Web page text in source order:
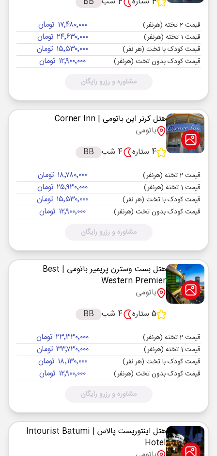
قیمت 2 تخته (هرنفر) ۱۷٬۴۸۰٬۰۰۰ تومان
قیمت 1 تخته (هرنفر) ۲۴٬۶۳۰٬۰۰۰ تومان
قیمت کودک با تخت (هر نفر) ۱۵٬۵۳۰٬۰۰۰ تومان
قیمت کودک بدون تخت (هرنفر) ۱۲٬۹۰۰٬۰۰۰ تومان
مشاوره و رزرو رایگان
هتل کرنر این باتومی | Corner Inn
باتومی
4 ستاره
4 شب BB
قیمت 2 تخته (هرنفر) ۱۸٬۷۸۰٬۰۰۰ تومان
قیمت 1 تخته (هرنفر) ۲۵٬۹۳۰٬۰۰۰ تومان
قیمت کودک با تخت (هر نفر) ۱۵٬۵۳۰٬۰۰۰ تومان
قیمت کودک بدون تخت (هرنفر) ۱۲٬۹۰۰٬۰۰۰ تومان
مشاوره و رزرو رایگان
هتل بست وسترن پریمیر باتومی
| Best
Western Premier
باتومی
5 ستاره
4 شب BB
قیمت 2 تخته (هرنفر) ۲۳٬۳۳۰٬۰۰۰ تومان
قیمت 1 تخته (هرنفر) ۳۳٬۷۳۰٬۰۰۰ تومان
قیمت کودک با تخت (هر نفر) ۱۸٬۱۳۰٬۰۰۰ تومان
قیمت کودک بدون تخت (هرنفر) ۱۲٬۹۰۰٬۰۰۰ تومان
مشاوره و رزرو رایگان
هتل اینتوریست پالاس | Intourist Batumi
Hotel